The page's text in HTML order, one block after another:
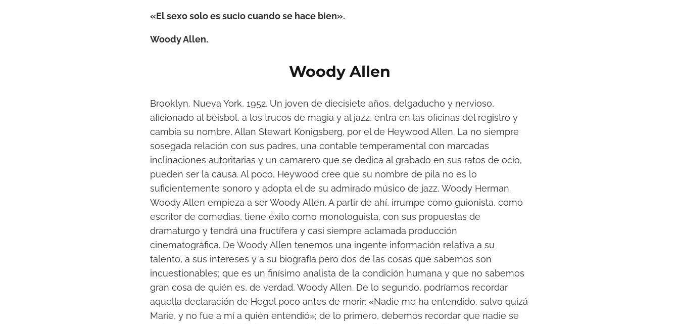
«El sexo solo es sucio cuando se hace bien».
Woody Allen.
Woody Allen
Brooklyn, Nueva York, 1952. Un joven de diecisiete años, delgaducho y nervioso,
aficionado al béisbol, a los trucos de magia y al jazz, entra en las oficinas del registro y
cambia su nombre, Allan Stewart Konigsberg, por el de Heywood Allen. La no siempre
sosegada relación con sus padres, una contable temperamental con marcadas
inclinaciones autoritarias y un camarero que se dedica al grabado en sus ratos de ocio,
pueden ser la causa. Al poco, Heywood cree que su nombre de pila no es lo
suficientemente sonoro y adopta el de su admirado músico de jazz, Woody Herman.
Woody Allen empieza a ser Woody Allen. A partir de ahí, irrumpe como guionista, como
escritor de comedias, tiene éxito como monologuista, con sus propuestas de
dramaturgo y tendrá una fructífera y casi siempre aclamada producción
cinematográfica. De Woody Allen tenemos una ingente información relativa a su
talento, a sus intereses y a su biografía pero dos de las cosas que sabemos son
incuestionables; que es un finísimo analista de la condición humana y que no sabemos
gran cosa de quién es, de verdad, Woody Allen. De lo segundo, podríamos recordar
aquella declaración de Hegel poco antes de morir: «Nadie me ha entendido, salvo quizá
Marie, y no fue a mí a quién entendió»; de lo primero, debemos recordar que nadie se